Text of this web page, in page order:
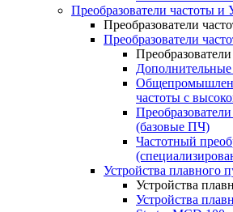
Преобразователи частоты
Преобразователи
Преобразователи
частоты с
(базовые ПЧ)
Частотный
Устройства плавного
Устройства
Устройства